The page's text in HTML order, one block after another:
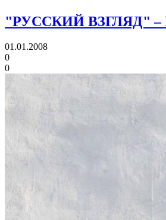
"РУССКИЙ ВЗГЛЯД"
01.01.2008
0
0